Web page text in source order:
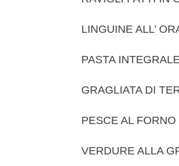
LINGUINE ALL’
PASTA
GRAGLIATA DI
PESCE AL FORNO
VERDURE ALLA